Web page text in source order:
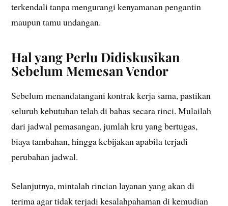
terkendali tanpa mengurangi kenyamanan pengantin
maupun tamu undangan.
Hal yang Perlu Didiskusikan
Sebelum Memesan Vendor
Sebelum menandatangani kontrak kerja sama, pastikan
seluruh kebutuhan telah di bahas secara rinci. Mulailah
dari jadwal pemasangan, jumlah kru yang bertugas,
biaya tambahan, hingga kebijakan apabila terjadi
perubahan jadwal.
Selanjutnya, mintalah rincian layanan yang akan di
terima agar tidak terjadi kesalahpahaman di kemudian